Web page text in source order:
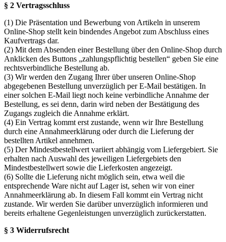
§ 2 Vertragsschluss
(1) Die Präsentation und Bewerbung von Artikeln in unserem
Online-Shop stellt kein bindendes Angebot zum Abschluss eines
Kaufvertrags dar.
(2) Mit dem Absenden einer Bestellung über den Online-Shop durch
Anklicken des Buttons „zahlungspflichtig bestellen“ geben Sie eine
rechtsverbindliche Bestellung ab.
(3) Wir werden den Zugang Ihrer über unseren Online-Shop
abgegebenen Bestellung unverzüglich per E-Mail bestätigen. In
einer solchen E-Mail liegt noch keine verbindliche Annahme der
Bestellung, es sei denn, darin wird neben der Bestätigung des
Zugangs zugleich die Annahme erklärt.
(4) Ein Vertrag kommt erst zustande, wenn wir Ihre Bestellung
durch eine Annahmeerklärung oder durch die Lieferung der
bestellten Artikel annehmen.
(5) Der Mindestbestellwert variiert abhängig vom Liefergebiert. Sie
erhalten nach Auswahl des jeweiligen Liefergebiets den
Mindestbestellwert sowie die Lieferkosten angezeigt.
(6) Sollte die Lieferung nicht möglich sein, etwa weil die
entsprechende Ware nicht auf Lager ist, sehen wir von einer
Annahmeerklärung ab. In diesem Fall kommt ein Vertrag nicht
zustande. Wir werden Sie darüber unverzüglich informieren und
bereits erhaltene Gegenleistungen unverzüglich zurückerstatten.
§ 3 Widerrufsrecht